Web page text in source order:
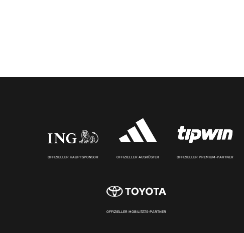
OFFIZIELLER HAUPTSPONSOR OFFIZIELLER AUSRÜSTER OFFIZIELLER PREMIUM-PARTNER
OFFIZIELLER MOBILITÄTS-PARTNER